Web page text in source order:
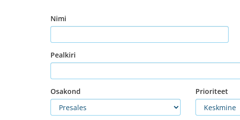
Nimi
Pealkiri
Osakond Prioriteet